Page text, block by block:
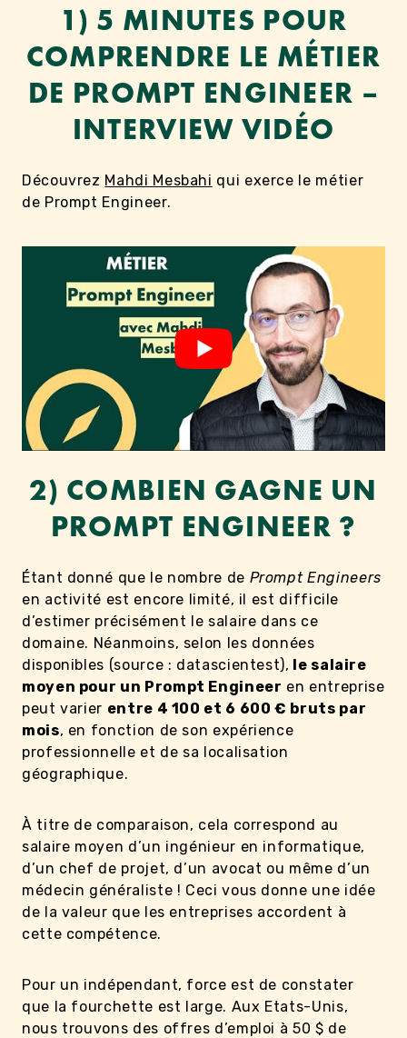
1) 5 MINUTES POUR
COMPRENDRE LE MÉTIER
DE PROMPT ENGINEER –
INTERVIEW VIDÉO
Découvrez Mahdi Mesbahi qui exerce le métier
de Prompt Engineer.
2) COMBIEN GAGNE UN
PROMPT ENGINEER ?
Étant donné que le nombre de Prompt Engineers
en activité est encore limité, il est difficile
d’estimer précisément le salaire dans ce
domaine. Néanmoins, selon les données
disponibles (source : datascientest), le salaire
moyen pour un Prompt Engineer en entreprise
peut varier entre 4 100 et 6 600 € bruts par
mois, en fonction de son expérience
professionnelle et de sa localisation
géographique.
À titre de comparaison, cela correspond au
salaire moyen d’un ingénieur en informatique,
d’un chef de projet, d’un avocat ou même d’un
médecin généraliste ! Ceci vous donne une idée
de la valeur que les entreprises accordent à
cette compétence.
Pour un indépendant, force est de constater
que la fourchette est large. Aux Etats-Unis,
nous trouvons des offres d’emploi à 50 $ de